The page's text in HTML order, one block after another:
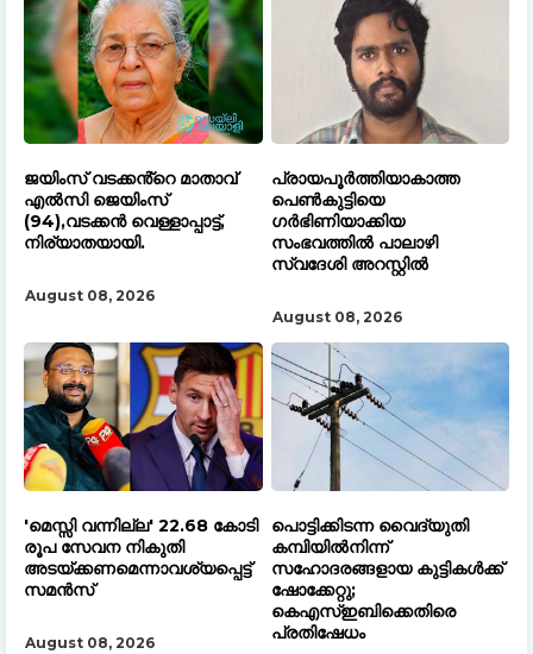
ജയിംസ് വടക്കൻ്റെ മാതാവ്
എൽസി ജെയിംസ്
(94),വടക്കൻ വെള്ളാപ്പാട്ട്,
നിര്യാതയായി.
August 08, 2026
പ്രായപൂർത്തിയാകാത്ത
പെൺകുട്ടിയെ
ഗർഭിണിയാക്കിയ
സംഭവത്തിൽ പാലാഴി
സ്വദേശി അറസ്റ്റിൽ
August 08, 2026
'മെസ്സി വന്നില്ല' 22.68 കോടി
രൂപ സേവന നികുതി
അടയ്ക്കണമെന്നാവശ്യപ്പെട്ട്
സമൻസ്
August 08, 2026
പൊട്ടിക്കിടന്ന വൈദ്യുതി
കമ്പിയിൽനിന്ന്
സഹോദരങ്ങളായ കുട്ടികൾക്ക്
ഷോക്കേറ്റു;
കെഎസ്ഇബിക്കെതിരെ
പ്രതിഷേധം